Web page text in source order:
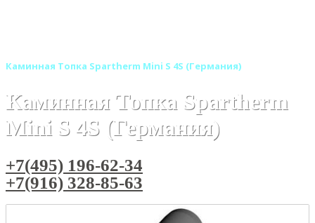
Каминная Топка Spartherm Mini S 4S (Германия)
Каминная Топка Spartherm
Mini S 4S (Германия)
+7(495) 196-62-34
+7(916) 328-85-63